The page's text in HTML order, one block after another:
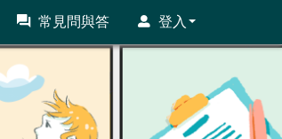
常見問與答 登入